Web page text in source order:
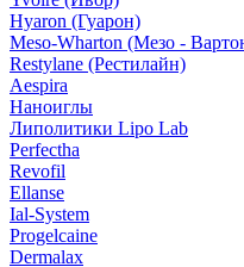
Hyaron (Гуарон)
Meso-Wharton (Мезо -
Restylane (Рестилайн)
Aespira
Наноиглы
Липолитики Lipo Lab
Perfectha
Revofil
Ellanse
Ial-System
Progelcaine
Dermalax